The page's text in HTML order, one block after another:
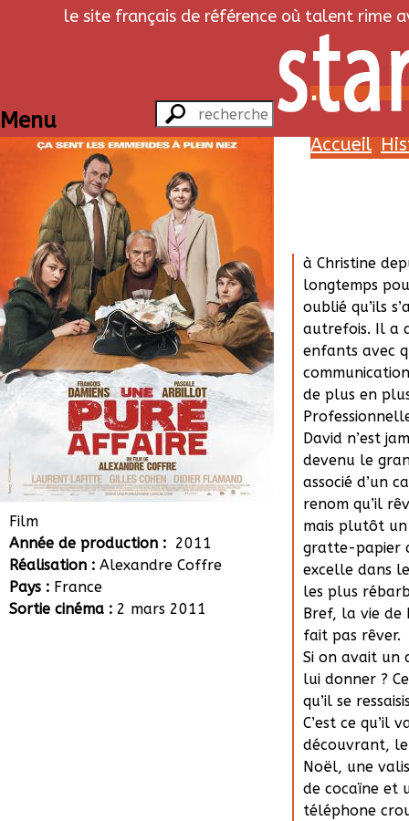
le site français de référence où talent rime
Menu
Film
Année de production : 2011
Réalisation : Alexandre Coffre
Pays : France
Sortie cinéma : 2 mars 2011
Une
Accueil
à Christine
longtemps
oublié qu’ils
autrefois. Il a
enfants avec
de plus en
David n’est
devenu le
associé d’un
renom qu’il
mais plutôt un
gratte-papier
excelle dans
les plus
Bref, la vie de
fait pas rêver.
Si on avait un
lui donner ?
qu’il se
C’est ce qu’il
découvrant,
Noël, une
de cocaïne et
téléphone